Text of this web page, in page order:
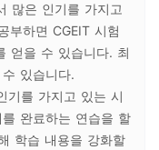
많은 인기를 가지고
부하면 CGEIT 시험
얻을 수 있습니다. 최
있습니다.
기를 가지고 있는 시
완료하는 연습을 할
학습 내용을 강화할